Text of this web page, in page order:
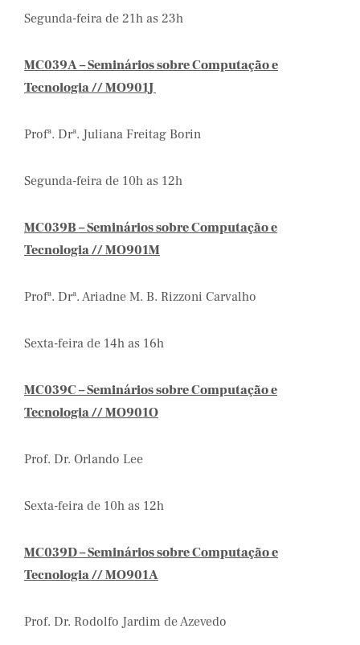
Segunda-feira de 21h as 23h
MC039A – Seminários sobre Computação e
Tecnologia // MO901J
Profª. Drª. Juliana Freitag Borin
Segunda-feira de 10h as 12h
MC039B – Seminários sobre Computação e
Tecnologia // MO901M
Profª. Drª. Ariadne M. B. Rizzoni Carvalho
Sexta-feira de 14h as 16h
MC039C – Seminários sobre Computação e
Tecnologia // MO901O
Prof. Dr. Orlando Lee
Sexta-feira de 10h as 12h
MC039D – Seminários sobre Computação e
Tecnologia //MO901A
Prof. Dr. Rodolfo Jardim de Azevedo